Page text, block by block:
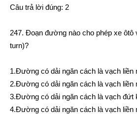
Câu trả lời đúng: 2
247. Đoạn đường nào cho phép xe
turn)?
1.Đường có dải ngăn cách là vạch liền
2.Đường có dải ngăn cách là vạch liền
3.Đường có dải ngăn cách là vạch đứt
4.Đường có dải ngăn cách là vạch liền